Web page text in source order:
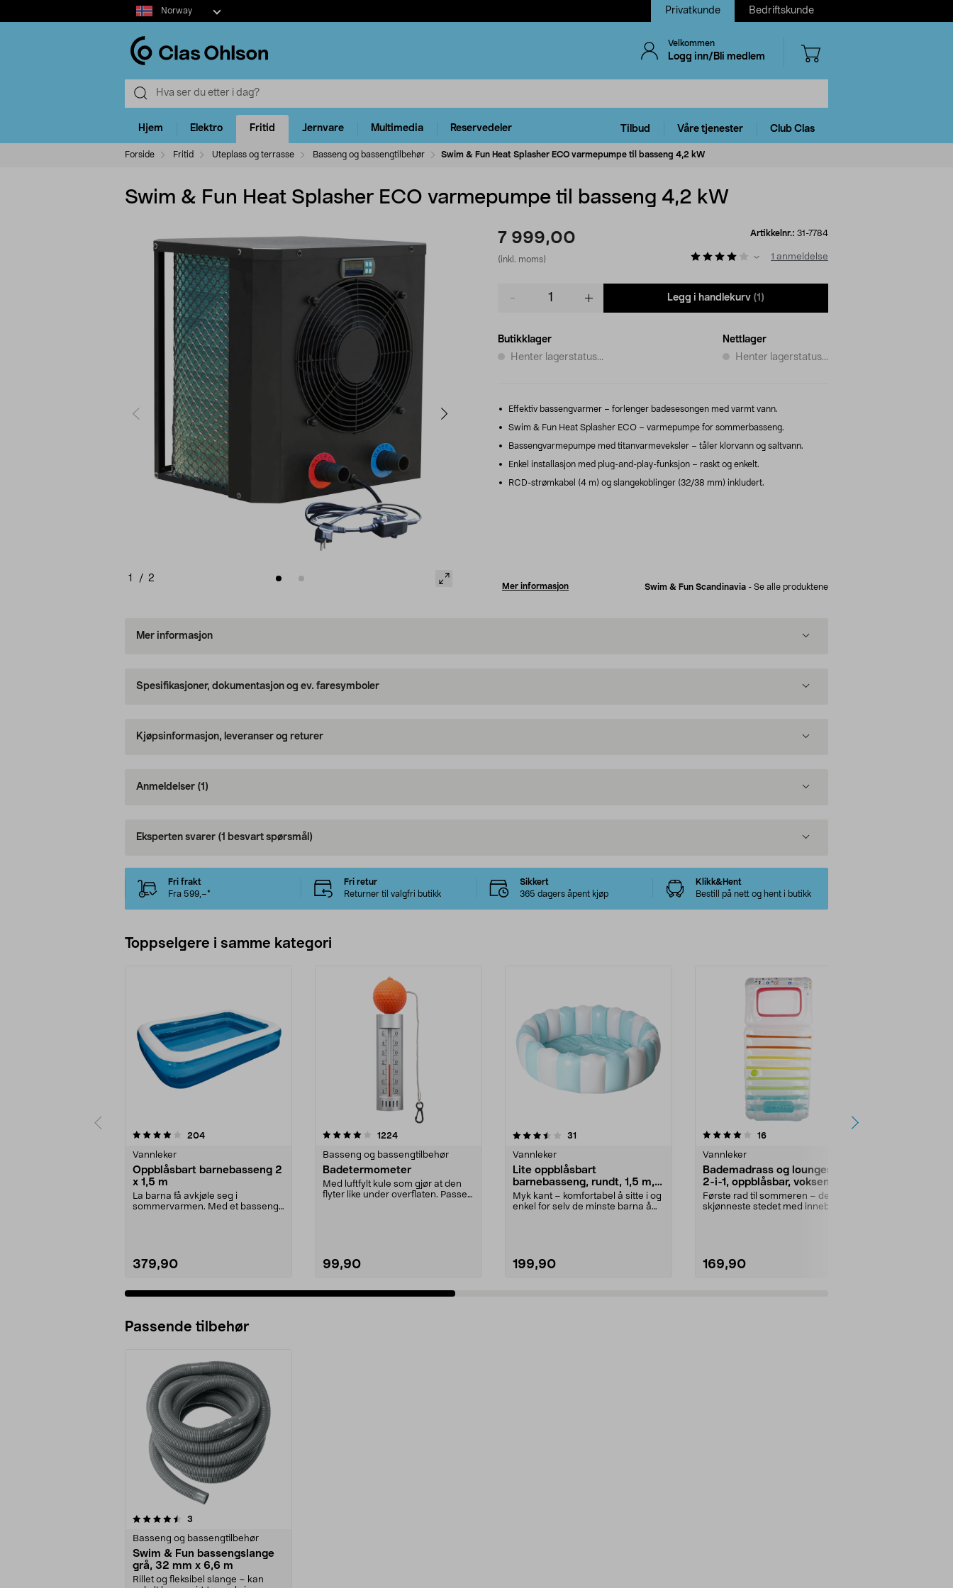
Select
market
Norway Privatkunde Bedriftskunde
Velkommen
Logg inn/Bli medlem
Hjem Elektro Fritid Jernvare Multimedia Reservedeler Tilbud Våre tjenester Club Clas
Forside Fritid Uteplass og terrasse Basseng og bassengtilbehør Swim & Fun Heat Splasher ECO varmepumpe til basseng 4,2 kW
Swim & Fun Heat Splasher ECO varmepumpe til basseng 4,2 kW
1 / 2
7 999,00
(inkl. moms)
Artikkelnr.: 31-7784
1 anmeldelse
Legg i handlekurv (1)
Butikklager
Henter lagerstatus...
Nettlager
Henter lagerstatus...
Effektiv bassengvarmer – forlenger badesesongen med varmt vann.
Swim & Fun Heat Splasher ECO – varmepumpe for sommerbasseng.
Bassengvarmepumpe med titanvarmeveksler – tåler klorvann og saltvann.
Enkel installasjon med plug-and-play-funksjon – raskt og enkelt.
RCD-strømkabel (4 m) og slangekoblinger (32/38 mm) inkludert.
Mer informasjon Swim & Fun Scandinavia - Se alle produktene
Mer informasjon
Spesifikasjoner, dokumentasjon og ev. faresymboler
Kjøpsinformasjon, leveranser og returer
Anmeldelser (1)
Eksperten svarer (1 besvart spørsmål)
Fri frakt
Fra 599,–*
Fri retur
Returner til valgfri butikk
Sikkert
365 dagers åpent kjøp
Klikk&Hent
Bestill på nett og hent i butikk
Toppselgere i samme kategori
204anmeldelser
Vannleker
Oppblåsbart barnebasseng 2
x 1,5 m
La barna få avkjøle seg i
sommervarmen. Med et basseng i
379,90
4.0 av 5 stjerner 1224anmeldelser
Basseng og bassengtilbehør
Badetermometer
Med luftfylt kule som gjør at den
flyter like under overflaten. Passer
99,90
3.5 av 5 stjerner 31
Vannleker
Lite oppblåsbart
barnebasseng, rundt, 1,5 m,
2–6 år
Myk kant – komfortabel å sitte i og
enkel for selv de minste barna å
199,90
4.0 av 5 stjerner 16anmeldelser
Vannleker
Bademadrass og loungestol
2-i-1, oppblåsbar, voksen
Første rad til sommeren – det
skjønneste stedet med innebygd
169,90
3.5 av 5 stjerner
Passende tilbehør
3
Basseng og bassengtilbehør
Swim & Fun bassengslange
grå, 32 mm x 6,6 m
Rillet og fleksibel slange – kan